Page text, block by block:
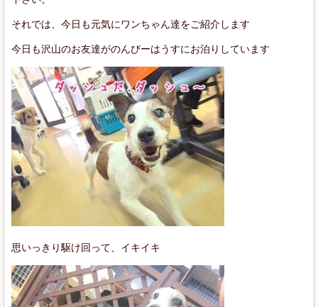
それでは、今日も元気にワンちゃん達をご紹介します
今日も沢山のお友達がのんびーはうすにお泊りしています
思いっきり駆け回って、イキイキ